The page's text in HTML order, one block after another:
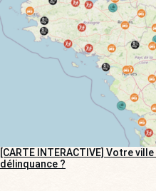
[CARTE INTERACTIVE] Votre
délinquance ?